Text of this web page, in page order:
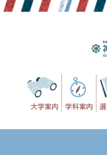
Skip
to
大学案内 学科案内